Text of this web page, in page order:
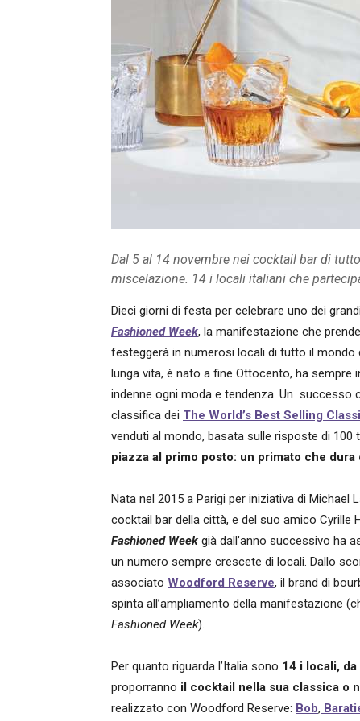
Dal 5 al 14 novembre nei cocktail bar di
miscelazione. 14 i locali italiani che
Dieci giorni di festa per celebrare uno dei
Fashioned Week, la manifestazione che
festeggerà in numerosi locali di tutto il mondo
lunga vita, è nato a fine Ottocento, ha sempre
indenne ogni moda e tendenza. Un successo
classifica dei The World’s Best Selling
venduti al mondo, basata sulle risposte di 100
piazza al primo posto: un primato che dura
Nata nel 2015 a Parigi per iniziativa di Michael
cocktail bar della città, e del suo amico Cyrille
Fashioned Week già dall’anno successivo ha
un numero sempre crescete di locali. Dallo
associato Woodford Reserve, il brand di
spinta all’ampliamento della manifestazione
Fashioned Week).
Per quanto riguarda l’Italia sono 14 i locali,
proporranno il cocktail nella sua classica o
realizzato con Woodford Reserve: Bob,